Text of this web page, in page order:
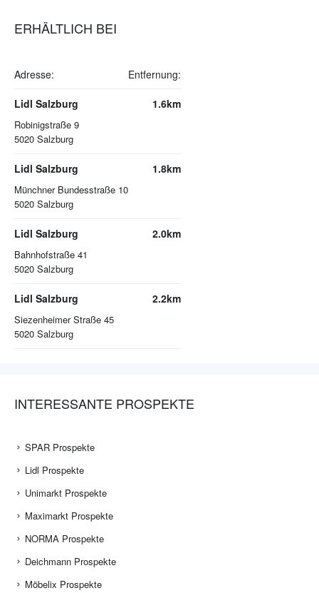
ERHÄLTLICH BEI
Adresse: Entfernung:
Lidl Salzburg
Robinigstraße 9
5020 Salzburg
1.6km
Lidl Salzburg
Münchner Bundesstraße 10
5020 Salzburg
1.8km
Lidl Salzburg
Bahnhofstraße 41
5020 Salzburg
2.0km
Lidl Salzburg
Siezenheimer Straße 45
5020 Salzburg
2.2km
INTERESSANTE PROSPEKTE
SPAR Prospekte
Lidl Prospekte
Unimarkt Prospekte
Maximarkt Prospekte
NORMA Prospekte
Deichmann Prospekte
Möbelix Prospekte